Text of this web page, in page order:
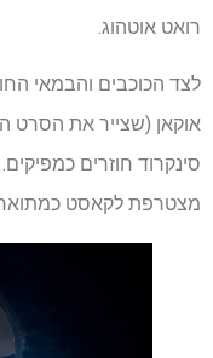
רואט אוטהוג.
אוקאן (שצייר את הסרט
סינקרוד חוזרים
מצטרפת לקאסט כמתואר